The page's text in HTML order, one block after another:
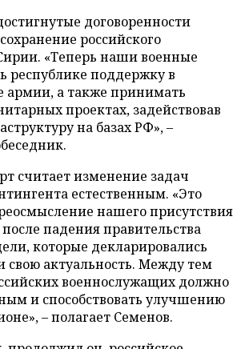
договоренности
российского
«Теперь наши военные
республике поддержку в
армии, а также принимать
проектах, задействовав
на базах РФ», –
считает изменение задач
естественным. «Это
нашего присутствия
падения правительства
которые декларировались
свою актуальность. Между тем
военнослужащих должно
и способствовать улучшению
– полагает Семенов.